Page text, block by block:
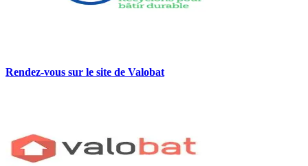
Rendez-vous sur le site de Valobat